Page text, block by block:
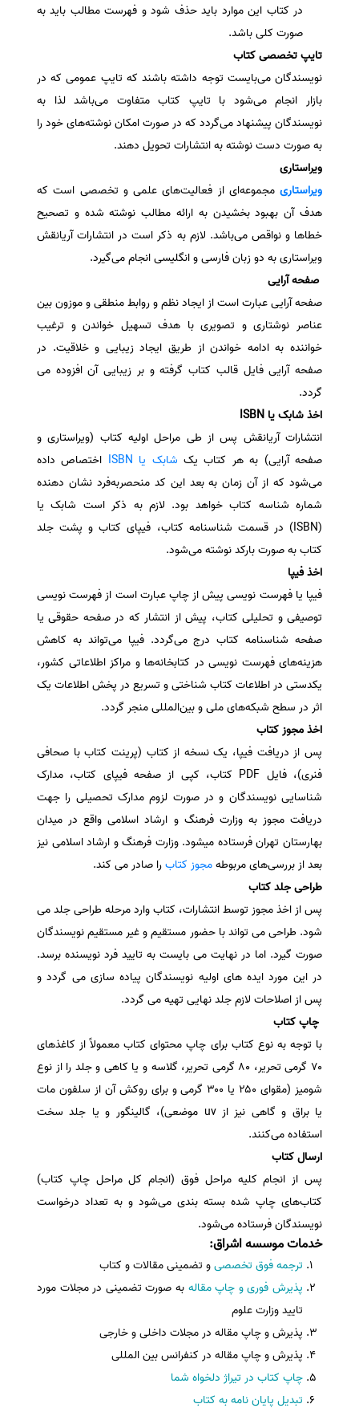
در کتاب این موارد باید حذف شود و فهرست مطالب باید به
صورت کلی باشد.
تایپ تخصصی کتاب
نویسندگان می‌بایست توجه داشته باشند که تایپ عمومی که در
بازار انجام می‌شود با تایپ کتاب متفاوت می‌باشد لذا به
نویسندگان پیشنهاد می‌گردد که در صورت امکان نوشته‌های خود را
به صورت دست نوشته به انتشارات تحویل دهند.
ویراستاری
ویراستاریمجموعه‌ای از فعالیت‌های علمی و تخصصی است که
هدف آن بهبود بخشیدن به ارائه مطالب نوشته شده و تصحیح
خطاها و نواقص می‌باشد. لازم به ذکر است در انتشارات آریانقش
ویراستاری به دو زبان فارسی و انگلیسی انجام می‌گیرد.
صفحه آرایی
صفحه آرایی عبارت است از ایجاد نظم و روابط منطقی و موزون بین
عناصر نوشتاری و تصویری با هدف تسهیل خواندن و ترغیب
خواننده به ادامه خواندن از طریق ایجاد زیبایی و خلاقیت. در
صفحه آرایی فایل قالب کتاب گرفته و بر زیبایی آن افزوده می
گردد.
اخذ شابک یا ISBN
انتشارات آریانقش پس از طی مراحل اولیه کتاب (ویراستاری و
صفحه آرایی) به هر کتاب یکشابک یا ISBN
اختصاص داده
می‌شود که از آن زمان به بعد این کد منحصربه‌فرد نشان دهنده
شماره شناسه کتاب خواهد بود. لازم به ذکر است شابک یا
(ISBN) در قسمت شناسنامه کتاب، فیپای کتاب و پشت جلد
کتاب به صورت بارکد نوشته می‌شود.
اخذ فیپا
فیپا یا فهرست نویسی پیش از چاپ عبارت است از فهرست نویسی
توصیفی و تحلیلی کتاب، پیش از انتشار که در صفحه حقوقی یا
صفحه شناسنامه کتاب درج می‌گردد. فیپا می‌تواند به کاهش
هزینه‌های فهرست نویسی در کتابخانه‌ها و مراکز اطلاعاتی کشور،
یکدستی در اطلاعات کتاب شناختی و تسریع در پخش اطلاعات یک
اثر در سطح شبکه‌های ملی و بین‌المللی منجر گردد.
اخذ مجوز کتاب
پس از دریافت فیپا، یک نسخه از کتاب (پرینت کتاب با صحافی
فنری)، فایل PDF کتاب، کپی از صفحه فیپای کتاب، مدارک
شناسایی نویسندگان و در صورت لزوم مدارک تحصیلی را جهت
دریافت مجوز به وزارت فرهنگ و ارشاد اسلامی واقع در میدان
بهارستان تهران فرستاده میشود. وزارت فرهنگ و ارشاد اسلامی نیز
بعد از بررسی‌های مربوطهمجوز کتابرا صادر می کند.
طراحی جلد کتاب
پس از اخذ مجوز توسط انتشارات، کتاب وارد مرحله طراحی جلد می
شود. طراحی می تواند با حضور مستقیم و غیر مستقیم نویسندگان
صورت گیرد. اما در نهایت می بایست به تایید فرد نویسنده برسد.
در این مورد ایده های اولیه نویسندگان پیاده سازی می گردد و
پس از اصلاحات لازم جلد نهایی تهیه می گردد.
چاپ کتاب
با توجه به نوع کتاب برای چاپ محتوای کتاب معمولاً از کاغذهای
۷۰ گرمی تحریر، ۸۰ گرمی تحریر، گلاسه و یا کاهی و جلد را از نوع
شومیز (مقوای ۲۵۰ یا ۳۰۰ گرمی و برای روکش آن از سلفون مات
یا براق و گاهی نیز از uv موضعی)، گالینگور و یا جلد سخت
استفاده می‌کنند.
ارسال کتاب
پس از انجام کلیه مراحل فوق (انجام کل مراحل چاپ کتاب)
کتاب‌های چاپ شده بسته بندی می‌شود و به تعداد درخواست
نویسندگان فرستاده می‌شود.
خدمات موسسه اشراق:
ترجمه فوق تخصصیو تضمینی مقالات و کتاب
پذیرش فوری و چاپ مقاله به صورت تضمینی در مجلات مورد
تایید وزارت علوم
پذیرش و چاپ مقاله در مجلات داخلی و خارجی
پذیرش و چاپ مقاله در کنفرانس بین المللی
چاپ کتاب در تیراژ دلخواه شما
تبدیل پایان نامه به کتاب